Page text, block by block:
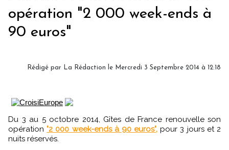
opération "2 000 week-ends à
90 euros"
Rédigé par La Rédaction le Mercredi 3 Septembre 2014 à 12:18
Du 3 au 5 octobre 2014, Gîtes de France renouvelle son
opération"2 000 week-ends à 90 euros", pour 3 jours et 2
nuits réservés.